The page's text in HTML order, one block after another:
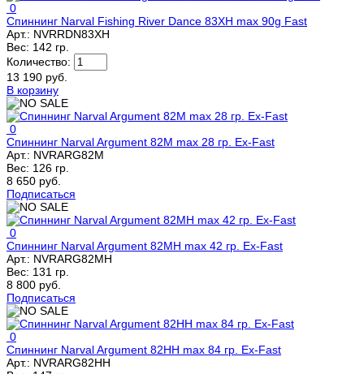
0
Спиннинг Narval Fishing River Dance 83XH max 90g Fast
Арт.: NVRRDN83XH
Вес: 142 гр.
Количество:
13 190 руб.
В корзину
0
Спиннинг Narval Argument 82M max 28 гр. Ex-Fast
Арт.: NVRARG82M
Вес: 126 гр.
8 650 руб.
Подписаться
0
Спиннинг Narval Argument 82MH max 42 гр. Ex-Fast
Арт.: NVRARG82MH
Вес: 131 гр.
8 800 руб.
Подписаться
0
Спиннинг Narval Argument 82HH max 84 гр. Ex-Fast
Арт.: NVRARG82HH